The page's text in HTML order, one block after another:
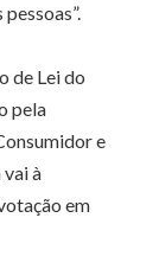
de Lei do
pela
e
à
em